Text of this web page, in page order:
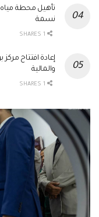
نسمة
إعادة افتتاح
والمالية